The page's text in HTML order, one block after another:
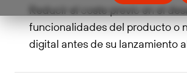
Reducir el coste previo en el
funcionalidades del producto o
digital antes de su lanzamiento